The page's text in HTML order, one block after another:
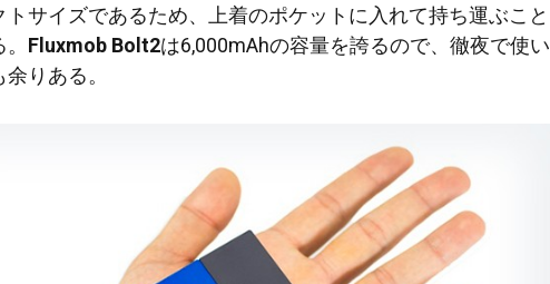
トサイズであるため、上着のポケットに入れて持ち運ぶこと
Fluxmob Bolt2は6,000mAhの容量を誇るので、徹夜で使い
りある。